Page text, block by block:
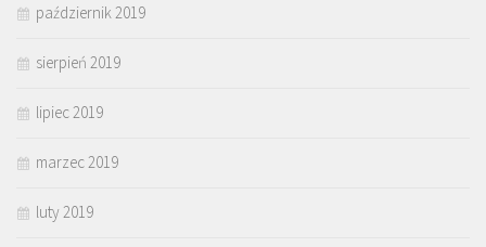
październik 2019
sierpień 2019
lipiec 2019
marzec 2019
luty 2019